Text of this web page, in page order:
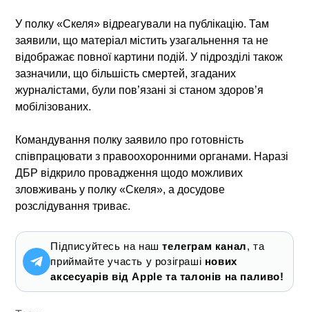
У полку «Скеля» відреагували на публікацію. Там
заявили, що матеріал містить узагальнення та не
відображає повної картини подій. У підрозділі також
зазначили, що більшість смертей, згаданих
журналістами, були пов’язані зі станом здоров’я
мобілізованих.
Командування полку заявило про готовність
співпрацювати з правоохоронними органами. Наразі
ДБР відкрило провадження щодо можливих
зловживань у полку «Скеля», а досудове
розслідування триває.
Підписуйтесь на наштелеграм канал, та
приймайте участь у розіграші нових
аксесуарів від Apple та талонів на паливо!